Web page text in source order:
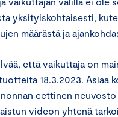
yksityiskohtaisesti,
määrästä ja
että vaikuttaja on
18.3.2023. Asiaa
eettinen
videon yhtenä